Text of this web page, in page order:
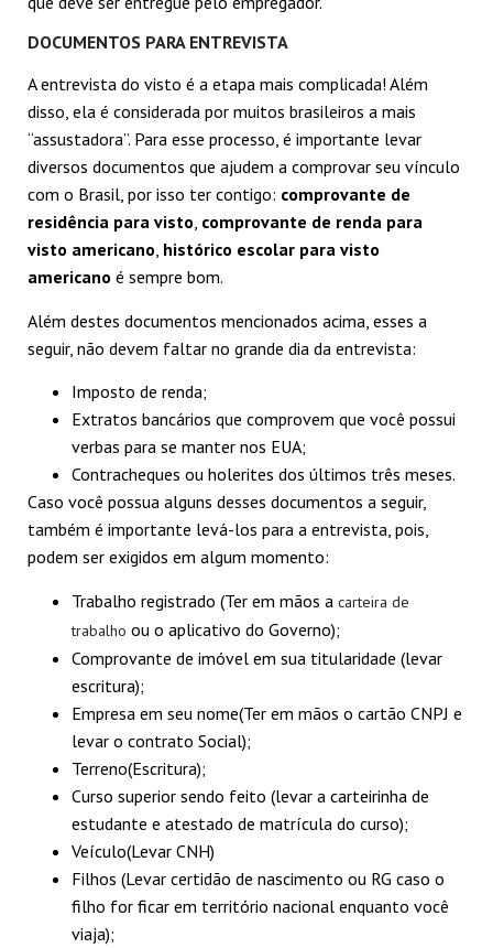
DOCUMENTOS PARA ENTREVISTA
A entrevista do visto é a etapa mais complicada! Além
disso, ela é considerada por muitos brasileiros a mais
“assustadora”. Para esse processo, é importante levar
diversos documentos que ajudem a comprovar seu vínculo
com o Brasil, por isso ter contigo: comprovante de
residência para visto, comprovante de renda para
visto americano, histórico escolar para visto
americano é sempre bom.
Além destes documentos mencionados acima, esses a
seguir, não devem faltar no grande dia da entrevista:
Imposto de renda;
Extratos bancários que comprovem que você possui
verbas para se manter nos EUA;
Contracheques ou holerites dos últimos três meses.
Caso você possua alguns desses documentos a seguir,
também é importante levá-los para a entrevista, pois,
podem ser exigidos em algum momento:
Trabalho registrado (Ter em mãos a carteira de
trabalho ou o aplicativo do Governo);
Comprovante de imóvel em sua titularidade (levar
escritura);
Empresa em seu nome(Ter em mãos o cartão CNPJ e
levar o contrato Social);
Terreno(Escritura);
Curso superior sendo feito (levar a carteirinha de
estudante e atestado de matrícula do curso);
Veículo(Levar CNH)
Filhos (Levar certidão de nascimento ou RG caso o
filho for ficar em território nacional enquanto você
viaja);